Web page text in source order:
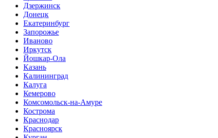
Дзержинск
Донецк
Екатеринбург
Запорожье
Иваново
Иркутск
Йошкар-Ола
Казань
Калининград
Калуга
Кемерово
Комсомольск-на-Амуре
Кострома
Краснодар
Красноярск